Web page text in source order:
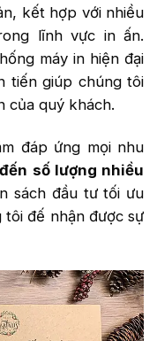
kết hợp với nhiều
lĩnh vực in ấn.
máy in hiện đại
tiến giúp chúng tôi
của quý khách.
đáp ứng mọi nhu
số lượng nhiều
sách đầu tư tối ưu
tôi đế nhận được sự